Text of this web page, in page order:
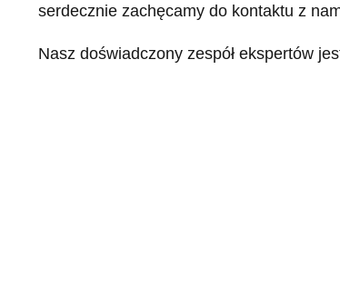
serdecznie zachęcamy do kontaktu z
Nasz doświadczony zespół ekspertów